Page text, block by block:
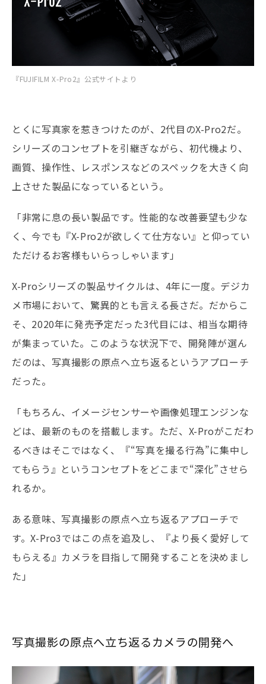
『FUJIFILM X-Pro2』公式サイトより
とくに写真家を惹きつけたのが、2代目のX-Pro2だ。
シリーズのコンセプトを引継ぎながら、初代機より、
画質、操作性、レスポンスなどのスペックを大きく向
上させた製品になっているという。
「非常に息の長い製品です。性能的な改善要望も少な
く、今でも『X-Pro2が欲しくて仕方ない』と仰ってい
ただけるお客様もいらっしゃいます」
X-Proシリーズの製品サイクルは、4年に一度。デジカ
メ市場において、驚異的とも言える長さだ。だからこ
そ、2020年に発売予定だった3代目には、相当な期待
が集まっていた。このような状況下で、開発陣が選ん
だのは、写真撮影の原点へ立ち返るというアプローチ
だった。
「もちろん、イメージセンサーや画像処理エンジンな
どは、最新のものを搭載します。ただ、X-Proがこだわ
るべきはそこではなく、『“写真を撮る行為”に集中し
てもらう』というコンセプトをどこまで“深化”させら
れるか。
ある意味、写真撮影の原点へ立ち返るアプローチで
す。X-Pro3ではこの点を追及し、『より長く愛好して
もらえる』カメラを目指して開発することを決めまし
た」
写真撮影の原点へ立ち返るカメラの開発へ